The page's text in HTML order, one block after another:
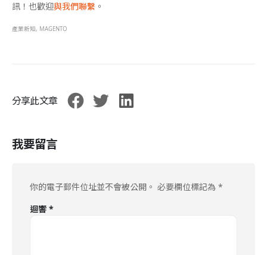
訊！也歡迎與我們聯繫 。
產業新知, MAGENTO
分享此文章
我要留言
你的電子郵件位址並不會被公開。 必要欄位標記為 *
迴響 *